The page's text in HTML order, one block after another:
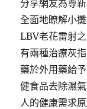
分享網友為尊
全面地瞭解小
LBV老花雷射
有兩種治療灰
藥於外用藥給
健食品去除濕
人的健康需求